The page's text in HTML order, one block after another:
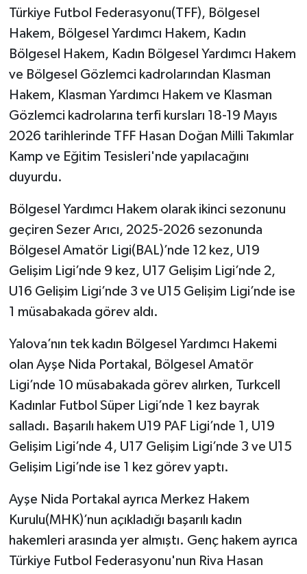
Türkiye Futbol Federasyonu(TFF), Bölgesel
Hakem, Bölgesel Yardımcı Hakem, Kadın
Bölgesel Hakem, Kadın Bölgesel Yardımcı Hakem
ve Bölgesel Gözlemci kadrolarından Klasman
Hakem, Klasman Yardımcı Hakem ve Klasman
Gözlemci kadrolarına terfi kursları 18-19 Mayıs
2026 tarihlerinde TFF Hasan Doğan Milli Takımlar
Kamp ve Eğitim Tesisleri'nde yapılacağını
duyurdu.
Bölgesel Yardımcı Hakem olarak ikinci sezonunu
geçiren Sezer Arıcı, 2025-2026 sezonunda
Bölgesel Amatör Ligi(BAL)’nde 12 kez, U19
Gelişim Ligi’nde 9 kez, U17 Gelişim Ligi’nde 2,
U16 Gelişim Ligi’nde 3 ve U15 Gelişim Ligi’nde ise
1 müsabakada görev aldı.
Yalova’nın tek kadın Bölgesel Yardımcı Hakemi
olan Ayşe Nida Portakal, Bölgesel Amatör
Ligi’nde 10 müsabakada görev alırken, Turkcell
Kadınlar Futbol Süper Ligi’nde 1 kez bayrak
salladı. Başarılı hakem U19 PAF Ligi’nde 1, U19
Gelişim Ligi’nde 4, U17 Gelişim Ligi’nde 3 ve U15
Gelişim Ligi’nde ise 1 kez görev yaptı.
Ayşe Nida Portakal ayrıca Merkez Hakem
Kurulu(MHK)’nun açıkladığı başarılı kadın
hakemleri arasında yer almıştı. Genç hakem ayrıca
Türkiye Futbol Federasyonu'nun Riva Hasan